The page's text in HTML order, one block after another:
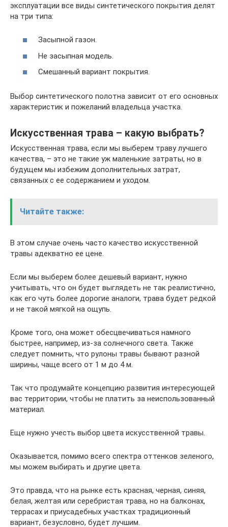
эксплуатации все виды синтетического покрытия делят
на три типа:
Засыпной газон.
Не засыпная модель.
Смешанный вариант покрытия.
Выбор синтетического полотна зависит от его основных
характеристик и пожеланий владельца участка.
Искусственная трава – какую выбрать?
Искусственная трава, если мы выберем траву лучшего
качества, – это не такие уж маленькие затраты, но в
будущем мы избежим дополнительных затрат,
связанных с ее содержанием и уходом.
Читайте также:
В этом случае очень часто качество искусственной
травы адекватно ее цене.
Если мы выберем более дешевый вариант, нужно
учитывать, что он будет выглядеть не так реалистично,
как его чуть более дорогие аналоги, трава будет редкой
и не такой мягкой на ощупь.
Кроме того, она может обесцвечиваться намного
быстрее, например, из-за солнечного света. Также
следует помнить, что рулоны травы бывают разной
ширины, чаще всего от 1 м до 4 м.
Так что продумайте концепцию развития интересующей
вас территории, чтобы не платить за неиспользованный
материал.
Еще нужно учесть выбор цвета искусственной травы.
Оказывается, помимо всего спектра оттенков зеленого,
мы можем выбирать и другие цвета.
Это правда, что на рынке есть красная, черная, синяя,
белая, желтая или серебристая трава, но на балконах,
террасах и приусадебных участках традиционный
вариант, безусловно, будет лучшим.